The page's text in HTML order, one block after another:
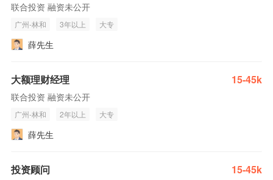
联合投资 融资未公开
广州-林和 3年以上 大专
薛先生
大额理财经理 15-45k
联合投资 融资未公开
广州-林和 2年以上 大专
薛先生
投资顾问 15-45k